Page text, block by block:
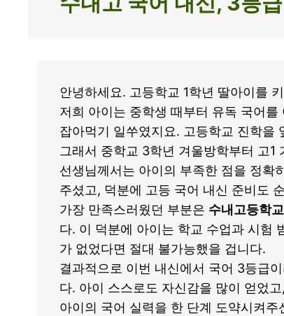
안녕하세요. 고등학교 1학년 딸아이를
저희 아이는 중학생 때부터 유독 국어
잡아먹기 일쑤였지요. 고등학교 진학을
그래서 중학교 3학년 겨울방학부터 고1
선생님께서는 아이의 부족한 점을 정확
주셨고, 덕분에 고등 국어 내신 준비도
가장 만족스러웠던 부분은 수내고등학
다. 이 덕분에 아이는 학교 수업과 시험
가 없었다면 절대 불가능했을 겁니다.
결과적으로 이번 내신에서 국어 3등급
다. 아이 스스로도 자신감을 많이 얻었
아이의 국어 실력을 한 단계 도약시켜